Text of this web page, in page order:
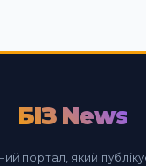
БІЗ News
портал, який